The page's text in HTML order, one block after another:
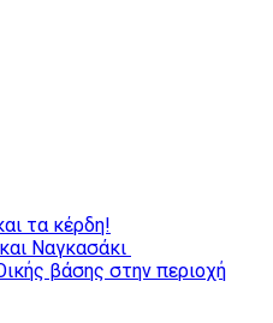
τα κέρδη!
Ναγκασάκι
βάσης στην περιοχή